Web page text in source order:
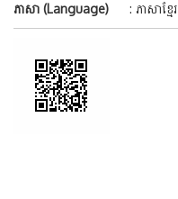
ភាសា (Language) : ភាសាខ្មែរ